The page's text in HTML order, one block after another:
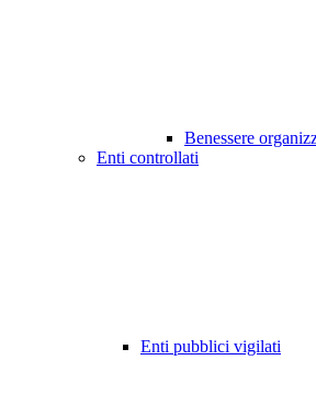
Benessere
Enti controllati
Enti pubblici vigilati